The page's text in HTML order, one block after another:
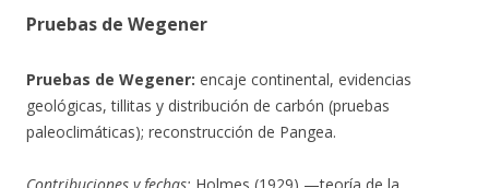
Pruebas de Wegener
Pruebas de Wegener: encaje continental, evidencias
geológicas, tillitas y distribución de carbón (pruebas
paleoclimáticas); reconstrucción de Pangea.